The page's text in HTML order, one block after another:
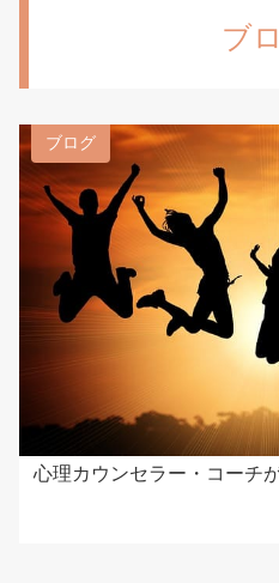
ブ
ブログ
心理カウンセラー・コーチ